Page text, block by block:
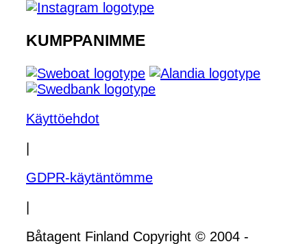
KUMPPANIMME
Käyttöehdot
GDPR-käytäntömme
Båtagent Finland Copyright © 2004 -